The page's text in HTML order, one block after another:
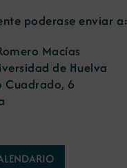
poderase enviar a:
Macías
de Huelva
Cuadrado, 6